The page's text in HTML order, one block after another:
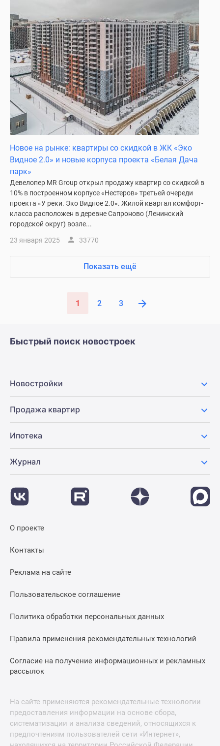
Новое на рынке: квартиры со скидкой в ЖК «Эко
Видное 2.0» и новые корпуса проекта «Белая Дача
парк»
Девелопер MR Group открыл продажу квартир со скидкой в
10% в построенном корпусе «Нестеров» третьей очереди
проекта «У реки. Эко Видное 2.0». Жилой квартал комфорт-
класса расположен в деревне Сапроново (Ленинский
городской округ) возле...
23 января 2025 33770
Показать ещё
1 2 3
Быстрый поиск новостроек
Новостройки
Продажа квартир
Ипотека
Журнал
О проекте
Контакты
Реклама на сайте
Пользовательское соглашение
Политика обработки персональных данных
Правила применения рекомендательных технологий
Согласие на получение информационных и рекламных
рассылок
На сайте применяются рекомендательные технологии
предоставления информации на основе сбора,
систематизации и анализа сведений, относящихся к
предпочтениям пользователей сети «Интернет»,